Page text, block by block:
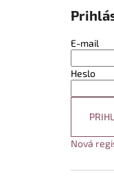
E-mail
Heslo
Nová